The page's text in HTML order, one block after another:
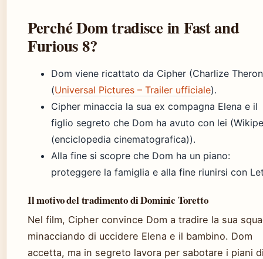
Perché Dom tradisce in Fast and
Furious 8?
Dom viene ricattato da Cipher (Charlize
(Universal Pictures – Trailer ufficiale).
Cipher minaccia la sua ex compagna Elena e il
figlio segreto che Dom ha avuto con lei
(enciclopedia cinematografica)).
Alla fine si scopre che Dom ha un piano:
proteggere la famiglia e alla fine riunirsi con
Il motivo del tradimento di Dominic Toretto
Nel film, Cipher convince Dom a tradire la sua
minacciando di uccidere Elena e il bambino. Dom
accetta, ma in segreto lavora per sabotare i piani